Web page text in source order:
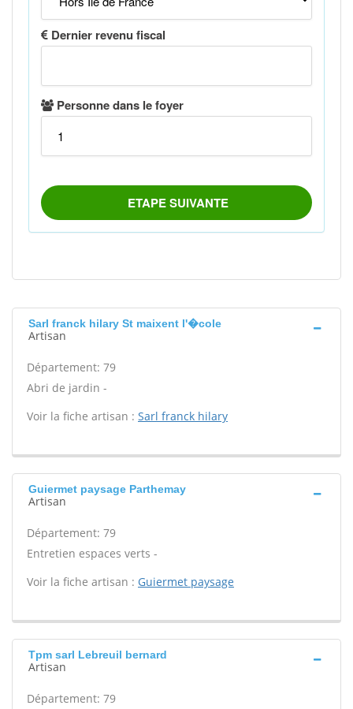
Sarl franck hilary St maixent l'�cole
Artisan
Département: 79
Abri de jardin -
Voir la fiche artisan : Sarl franck hilary
Guiermet paysage Parthemay
Artisan
Département: 79
Entretien espaces verts -
Voir la fiche artisan : Guiermet paysage
Tpm sarl Lebreuil bernard
Artisan
Département: 79